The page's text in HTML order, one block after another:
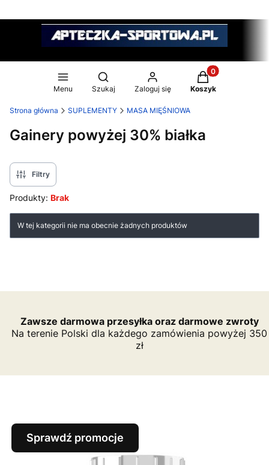
Menu
Otwórz wyszukiwarkę
Szukaj Zaloguj się
Produkty w
Koszyk
Strona główna SUPLEMENTY MASA MIĘŚNIOWA
Gainery powyżej 30% białka
Filtry
Produkty: Brak
Lista produktów
W tej kategorii nie ma obecnie żadnych produktów
Zawsze darmowa przesyłka oraz darmowe zwroty
Na terenie Polski dla każdego zamówienia powyżej 350
zł
Sprawdź promocje